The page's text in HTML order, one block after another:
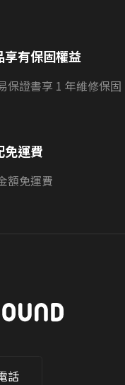
享有保固權益
保證書享 1 年維修保固
免運費
額免運費
話